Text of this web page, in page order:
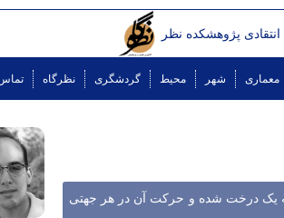
پژوهشکده نظر
معماری شهر محیط گردشگری نظرگاه تماس
یک درخت شده و حرکت آن در هر جهتی